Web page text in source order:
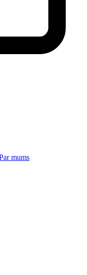
mums